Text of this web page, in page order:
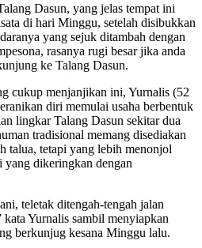
Dasun, yang jelas tempat ini
di hari Minggu, setelah disibukkan
yang sejuk ditambah dengan
rasanya rugi besar jika anda
ke Talang Dasun.
cukup menjanjikan ini, Yurnalis (52
diri memulai usaha berbentuk
lingkar Talang Dasun sekitar dua
tradisional memang disediakan
talua, tetapi yang lebih menonjol
yang dikeringkan dengan
teletak ditengah-tengah jalan
Yurnalis sambil menyiapkan
berkunjug kesana Minggu lalu.